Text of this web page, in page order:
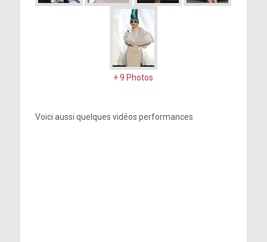
+ 9 Photos
Voici aussi quelques vidéos performances